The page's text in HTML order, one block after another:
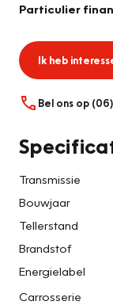
Particulier
Ik heb
Bel ons op
Transmissie
Bouwjaar
Tellerstand
Brandstof
Energielabel
Carrosserie